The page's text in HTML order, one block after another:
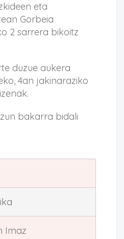
eta
Gorbeia
2 sarrera bikoitz
duzue aukera
4an jakinaraziko
bakarra bidali
Imaz